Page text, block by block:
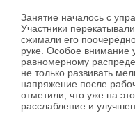
Занятие началось с
Участники
сжимали его
руке. Особое внимание
равномерному
не только развивать
напряжение после
отметили, что уже на
расслабление и